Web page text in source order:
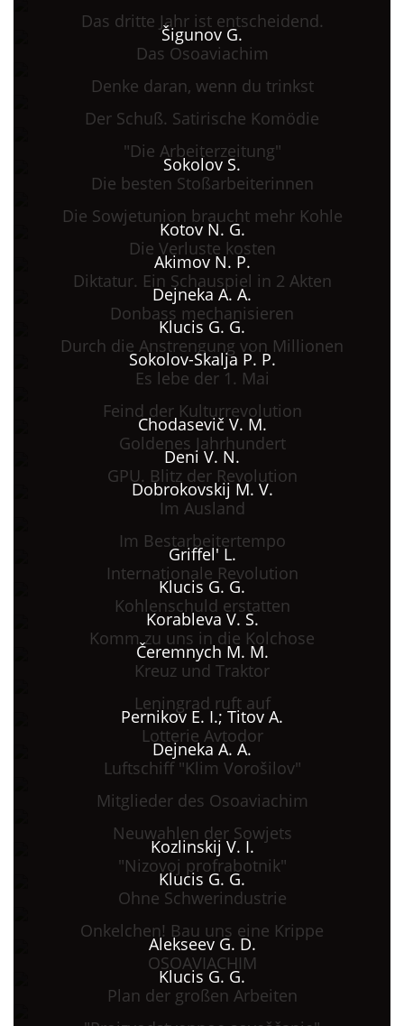
Das dritte Jahr ist entscheidend.
Šigunov G.
Das Osoaviachim
Denke daran, wenn du trinkst
Der Schuß. Satirische Komödie
"Die Arbeiterzeitung"
Sokolov S.
Die besten Stoßarbeiterinnen
Die Sowjetunion braucht mehr Kohle
Kotov N. G.
Die Verluste kosten
Akimov N. P.
Diktatur. Ein Schauspiel in 2 Akten
Dejneka A. A.
Donbass mechanisieren
Klucis G. G.
Durch die Anstrengung von Millionen
Sokolov-Skalja P. P.
Es lebe der 1. Mai
Feind der Kulturrevolution
Chodasevič V. M.
Goldenes Jahrhundert
Deni V. N.
GPU. Blitz der Revolution
Dobrokovskij M. V.
Im Ausland
Im Bestarbeitertempo
Griffel' L.
Internationale Revolution
Klucis G. G.
Kohlenschuld erstatten
Korableva V. S.
Komm zu uns in die Kolchose
Čeremnych M. M.
Kreuz und Traktor
Leningrad ruft auf
Pernikov E. I.; Titov A.
Lotterie Avtodor
Dejneka A. A.
Luftschiff "Klim Vorošilov"
Mitglieder des Osoaviachim
Neuwahlen der Sowjets
Kozlinskij V. I.
"Nizovoj profrabotnik"
Klucis G. G.
Ohne Schwerindustrie
Onkelchen! Bau uns eine Krippe
Alekseev G. D.
OSOAVIACHIM
Klucis G. G.
Plan der großen Arbeiten